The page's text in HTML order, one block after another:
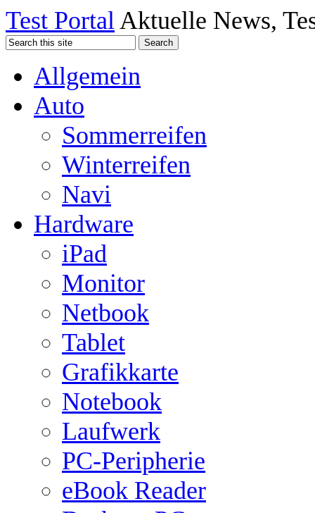
Test PortalAktuelle News,
Allgemein
Auto
Sommerreifen
Winterreifen
Navi
Hardware
iPad
Monitor
Netbook
Tablet
Grafikkarte
Notebook
Laufwerk
PC-Peripherie
eBook Reader